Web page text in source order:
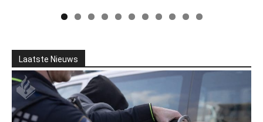
Laatste Nieuws